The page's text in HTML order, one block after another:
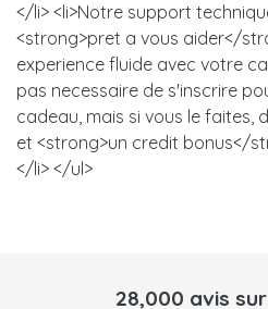
</li> <li>Notre support
<strong>pret a vous aider</
experience fluide avec votre
pas necessaire de s'inscrire
cadeau, mais si vous le faites,
et <strong>un credit bonus</
</li> </ul>
28,000 avis